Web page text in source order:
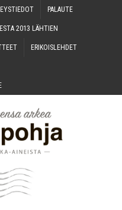
PALAU­TE
2013 LÄHTIEN
ERI­KOIS­LEH­DET